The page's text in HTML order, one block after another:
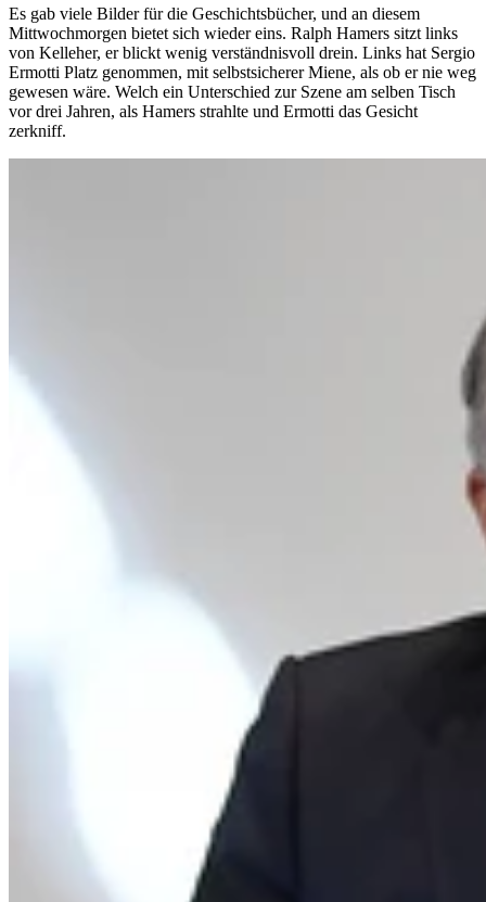
Es gab viele Bilder für die Geschichtsbücher, und an diesem
Mittwochmorgen bietet sich wieder eins. Ralph Hamers sitzt links
von Kelleher, er blickt wenig verständnisvoll drein. Links hat Sergio
Ermotti Platz genommen, mit selbstsicherer Miene, als ob er nie weg
gewesen wäre. Welch ein Unterschied zur Szene am selben Tisch
vor drei Jahren, als Hamers strahlte und Ermotti das Gesicht
zerkniff.